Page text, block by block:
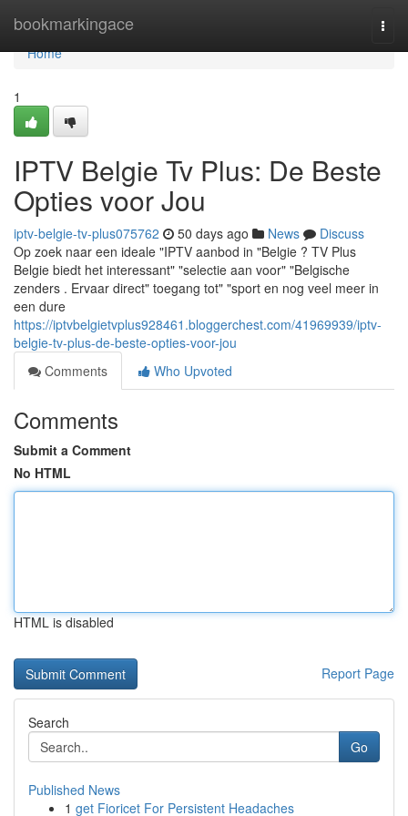
bookmarkingace
Home
Home
1
IPTV Belgie Tv Plus: De Beste
Opties voor Jou
iptv-belgie-tv-plus075762 50 days ago News
Discuss
Op zoek naar een ideale "IPTV aanbod in "Belgie ? TV Plus
Belgie biedt het interessant" "selectie aan voor" "Belgische
zenders . Ervaar direct" toegang tot" "sport en nog veel meer in
een dure
https://iptvbelgietvplus928461.bloggerchest.com/41969939/iptv-
belgie-tv-plus-de-beste-opties-voor-jou
Comments
Who Upvoted
Comments
Submit a Comment
No HTML
HTML is disabled
Report Page
Search
Go
Published News
1 get Fioricet For Persistent Headaches